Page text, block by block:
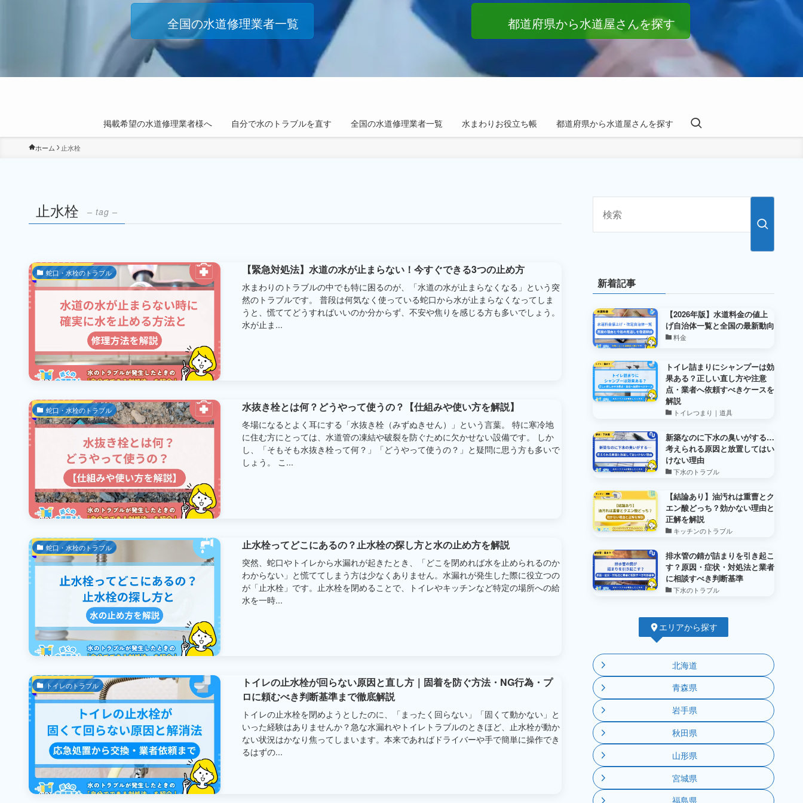
掲載希望の水道修理業者様へ 自分で水のトラブルを直す 全国の水道修理業者一覧 水まわりお役立ち帳 都道府県から水道屋さんを探す
全国の水道修理業者一覧 都道府県から水道屋さんを探す
ホーム 止水栓
止水栓 – tag –
蛇口・水栓のトラブル 【緊急対処法】水道の水が止まらない！今すぐできる3つの止め方
水まわりのトラブルの中でも特に困るのが、「水道の水が止まらなくなる」という突
然のトラブルです。 普段は何気なく使っている蛇口から水が止まらなくなってしま
うと、慌ててどうすればいいのか分からず、不安や焦りを感じる方も多いでしょう。
水が止ま...
蛇口・水栓のトラブル 水抜き栓とは何？どうやって使うの？【仕組みや使い方を解説】
冬場になるとよく耳にする「水抜き栓（みずぬきせん）」という言葉。 特に寒冷地
に住む方にとっては、水道管の凍結や破裂を防ぐために欠かせない設備です。 しか
し、「そもそも水抜き栓って何？」「どうやって使うの？」と疑問に思う方も多いで
しょう。 こ...
蛇口・水栓のトラブル 止水栓ってどこにあるの？止水栓の探し方と水の止め方を解説
突然、蛇口やトイレから水漏れが起きたとき、「どこを閉めれば水を止められるのか
わからない」と慌ててしまう方は少なくありません。水漏れが発生した際に役立つの
が「止水栓」です。止水栓を閉めることで、トイレやキッチンなど特定の場所への給
水を一時...
トイレのトラブル
トイレの止水栓が回らない原因と直し方｜固着を防ぐ方法・NG行為・プ
ロに頼むべき判断基準まで徹底解説
トイレの止水栓を閉めようとしたのに、「まったく回らない」「固くて動かない」と
いった経験はありませんか？急な水漏れやトイレトラブルのときほど、止水栓が動か
ない状況はかなり焦ってしまいます。本来であればドライバーや手で簡単に操作でき
るはずの...
新着記事
【2026年版】水道料金の値上
げ自治体一覧と全国の最新動向
料金
トイレ詰まりにシャンプーは効
果ある？正しい直し方や注意
点・業者へ依頼すべきケースを
解説
トイレつまり｜道具
新築なのに下水の臭いがする…
考えられる原因と放置してはい
けない理由
下水のトラブル
【結論あり】油汚れは重曹とク
エン酸どっち？効かない理由と
正解を解説
キッチンのトラブル
排水管の錆が詰まりを引き起こ
す？原因・症状・対処法と業者
に相談すべき判断基準
下水のトラブル
エリアから探す
北海道
青森県
岩手県
秋田県
山形県
宮城県
福島県